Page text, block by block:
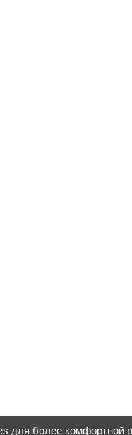
для более комфортной